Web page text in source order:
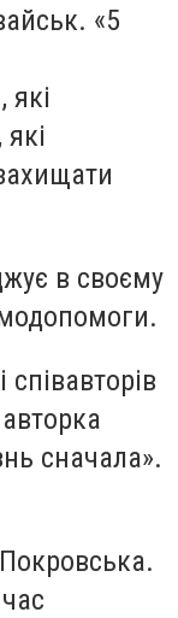
«5
які
в своєму
сначала».